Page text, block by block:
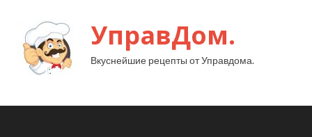
УправДом.
Вкуснейшие рецепты от Управдома.